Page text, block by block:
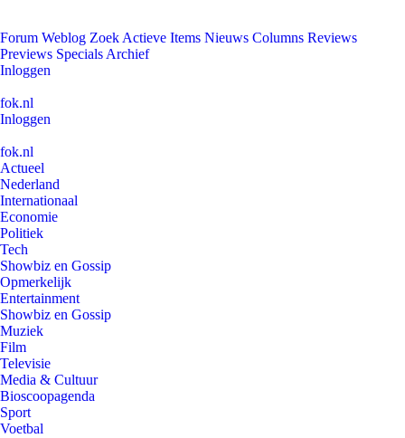
Forum Weblog Zoek Actieve Items Nieuws Columns Reviews
Previews Specials Archief
Inloggen
fok.nl
Inloggen
fok.nl
Actueel
Nederland
Internationaal
Economie
Politiek
Tech
Showbiz en Gossip
Opmerkelijk
Entertainment
Showbiz en Gossip
Muziek
Film
Televisie
Media & Cultuur
Bioscoopagenda
Sport
Voetbal